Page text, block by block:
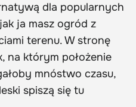
dla popularnych
ja masz ogród z
terenu. W stronę
na którym położenie
mnóstwo czasu,
spiszą się tu